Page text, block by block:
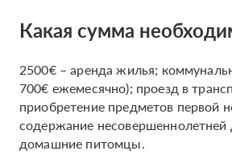
Какая сумма
2500€ – аренда жилья;
700€ ежемесячно); проезд в
приобретение предметов первой
содержание несовершеннолетней
домашние питомцы.